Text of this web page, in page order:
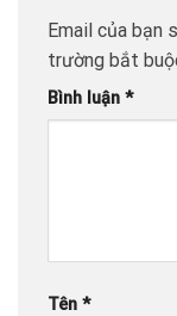
Email của bạn
trường bắt
Bình luận *
Tên *